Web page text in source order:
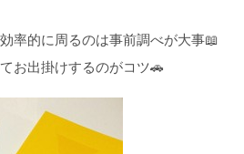
率的に周るのは事前調べが大事📖
お出掛けするのがコツ🚗